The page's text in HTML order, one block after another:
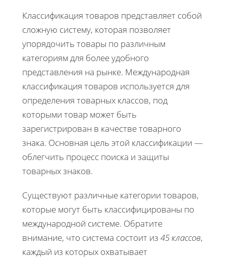
Классификация товаров представляет собой
сложную систему, которая позволяет
упорядочить товары по различным
категориям для более удобного
представления на рынке. Международная
классификация товаров используется для
определения товарных классов, под
которыми товар может быть
зарегистрирован в качестве товарного
знака. Основная цель этой классификации —
облегчить процесс поиска и защиты
товарных знаков.
Существуют различные категории товаров,
которые могут быть классифицированы по
международной системе. Обратите
внимание, что система состоит из 45 классов,
каждый из которых охватывает